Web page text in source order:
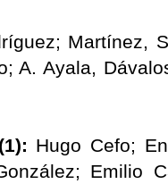
Martínez,
A. Ayala,
Hugo Cefo;
Emilio